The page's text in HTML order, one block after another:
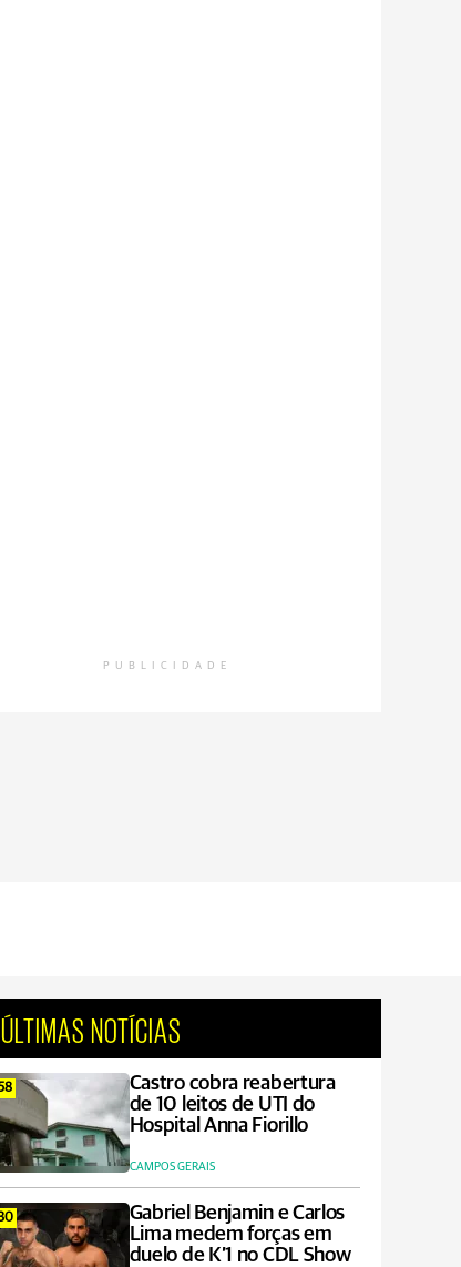
PUBLICIDADE
ÚLTIMAS NOTÍCIAS
Castro cobra reabertura
de 10 leitos de UTI do
Hospital Anna Fiorillo
CAMPOS GERAIS
Gabriel Benjamin e Carlos
Lima medem forças em
duelo de K’1 no CDL Show